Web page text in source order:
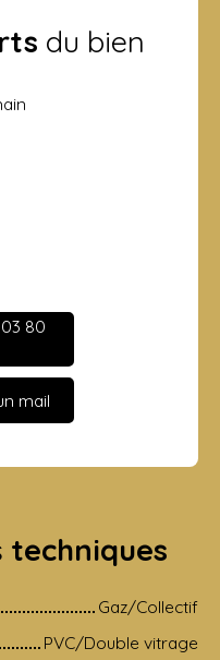
du bien
80
mail
techniques
Gaz/Collectif
PVC/Double vitrage